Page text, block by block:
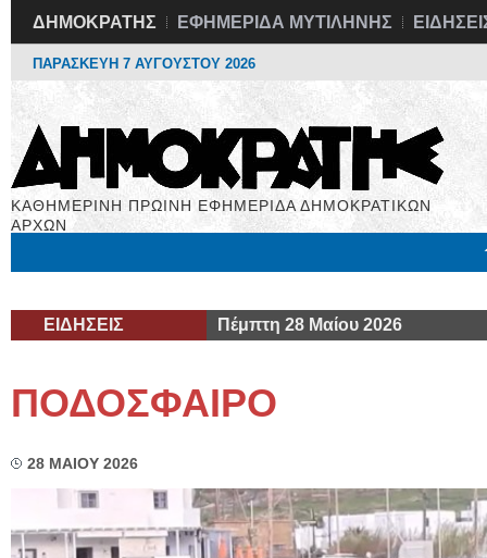
ΔΗΜΟΚΡΑΤΗΣ ΕΦΗΜΕΡΙΔΑ ΜΥΤΙΛΗΝΗΣ
ΠΑΡΑΣΚΕΥΗ 7 ΑΥΓΟΥΣΤΟΥ 2026
ΚΑΘΗΜΕΡΙΝΗ ΠΡΩΙΝΗ ΕΦΗΜΕΡΙΔΑ ΔΗΜΟΚΡΑΤΙΚΩΝ
ΑΡΧΩΝ
ΕΙΔΗΣΕΙΣ Πέμπτη 28 Μαίου 2026
ΠΟΔΟΣΦΑΙΡΟ
28 ΜΑΙΟΥ 2026